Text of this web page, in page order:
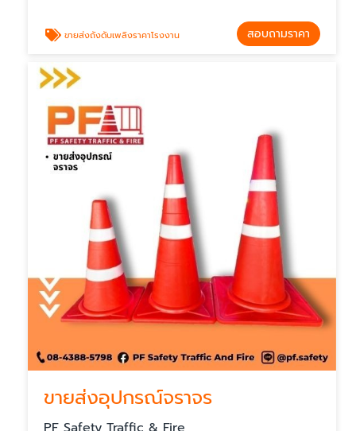
ขายส่งถังดับเพลิงราคาโรงงาน สอบถามราคา
ขายส่งอุปกรณ์จราจร